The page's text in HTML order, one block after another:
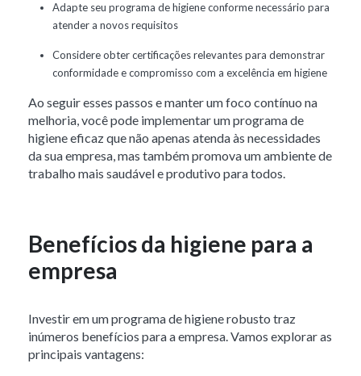
Adapte seu programa de higiene conforme necessário para
atender a novos requisitos
Considere obter certificações relevantes para demonstrar
conformidade e compromisso com a excelência em higiene
Ao seguir esses passos e manter um foco contínuo na
melhoria, você pode implementar um programa de
higiene eficaz que não apenas atenda às necessidades
da sua empresa, mas também promova um ambiente de
trabalho mais saudável e produtivo para todos.
Benefícios da higiene para a
empresa
Investir em um programa de higiene robusto traz
inúmeros benefícios para a empresa. Vamos explorar as
principais vantagens: